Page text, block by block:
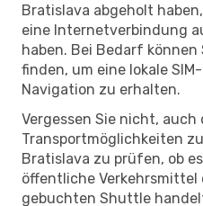
Bratislava abgeholt
eine Internetverbindung
haben. Bei Bedarf
finden, um eine lokale
Navigation zu erhalten.
Vergessen Sie nicht, auch
Transportmöglichkeiten
Bratislava zu prüfen, ob
öffentliche Verkehrsmittel
gebuchten Shuttle